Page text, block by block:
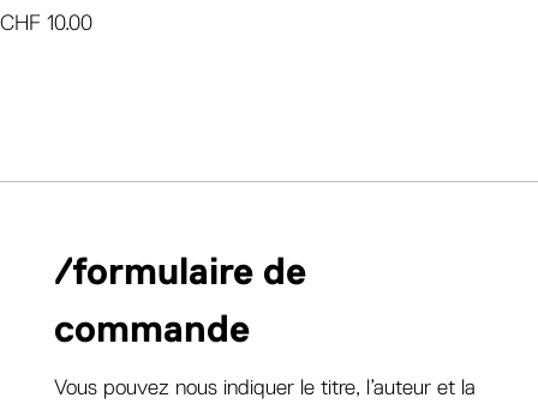
CHF 10.00
/formulaire de
commande
Vous pouvez nous indiquer le titre, l’auteur et la